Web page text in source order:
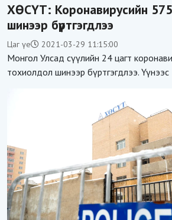
ХӨСҮТ: Коронавирусийн
шинээр бүртгэгдлээ
Цаг үе 2021-03-29 11:15:00
Монгол Улсад сүүлийн 24 цагт
тохиолдол шинээр бүртгэгдлээ. Үүнээс